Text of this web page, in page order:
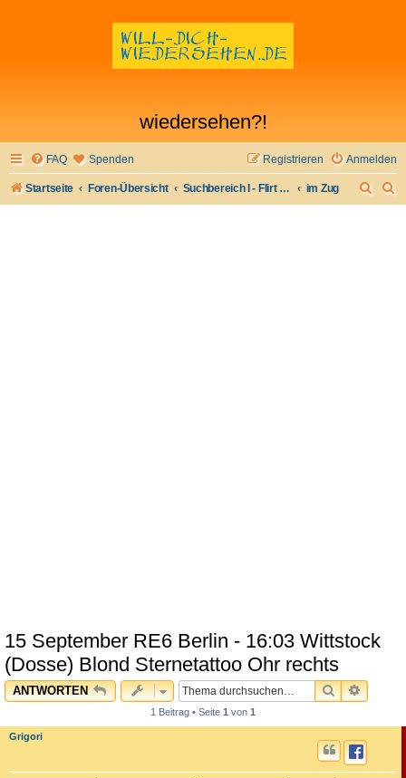
wiedersehen?!
FAQ Spenden Anmelden
Registrieren
Startseite Foren-Übersicht Suchbereich I - Flirt verloren- Flirt wiederfinden im Zug
15 September RE6 Berlin - 16:03 Wittstock
(Dosse) Blond Sternetattoo Ohr rechts
ANTWORTEN SUCHE
1 Beitrag • Seite 1 von 1
Grigori